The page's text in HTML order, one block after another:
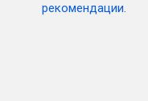
рекомендации.